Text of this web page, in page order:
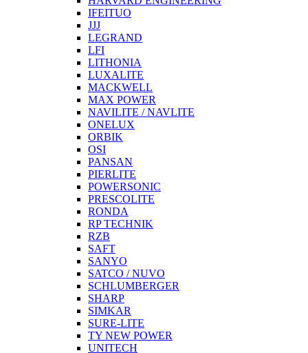
IFEITUO
JJJ
LEGRAND
LFI
LITHONIA
LUXALITE
MACKWELL
MAX POWER
NAVILITE / NAVLITE
ONELUX
ORBIK
OSI
PANSAN
PIERLITE
POWERSONIC
PRESCOLITE
RONDA
RP TECHNIK
RZB
SAFT
SANYO
SATCO / NUVO
SCHLUMBERGER
SHARP
SIMKAR
SURE-LITE
TY NEW POWER
UNITECH